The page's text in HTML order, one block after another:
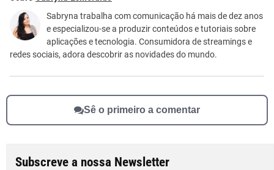
Este conteúdo não tem a informação que procuro
Outro
Sabryna trabalha com comunicação há mais de dez anos
e especializou-se a produzir conteúdos e tutoriais sobre
aplicações e tecnologia. Consumidora de streamings e
redes sociais, adora descobrir as novidades do mundo.
Sê o primeiro a comentar
Subscreve a nossa Newsletter